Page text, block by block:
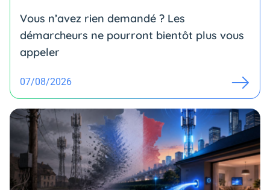
Vous n’avez rien demandé ? Les
démarcheurs ne pourront bientôt plus vous
appeler
07/08/2026